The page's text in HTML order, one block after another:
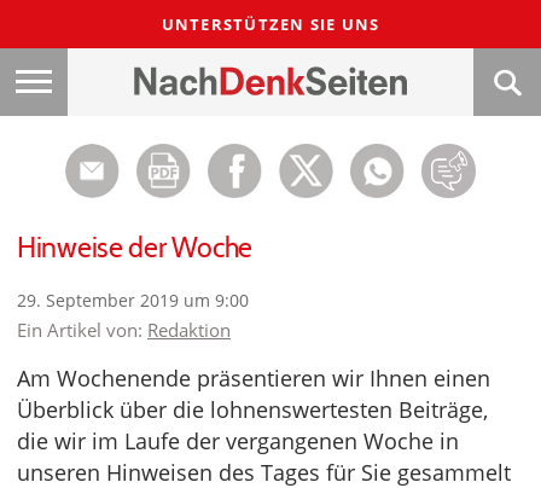
UNTERSTÜTZEN SIE UNS
Hinweise der Woche
29. September 2019 um 9:00
Ein Artikel von: Redaktion
Am Wochenende präsentieren wir Ihnen einen
Überblick über die lohnenswertesten Beiträge,
die wir im Laufe der vergangenen Woche in
unseren Hinweisen des Tages für Sie gesammelt